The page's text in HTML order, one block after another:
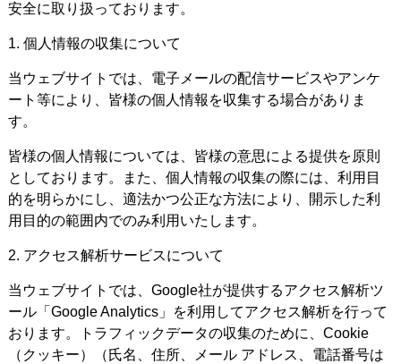
安全に取り扱っております。
1. 個人情報の収集について
当ウェブサイトでは、電子メールの配信サービスやアンケ
ート等により、皆様の個人情報を収集する場合がありま
す。
皆様の個人情報については、皆様の意思による提供を原則
としております。また、個人情報の収集の際には、利用目
的を明らかにし、適法かつ公正な方法により、開示した利
用目的の範囲内でのみ利用いたします。
2. アクセス解析サービスについて
当ウェブサイトでは、Google社が提供するアクセス解析ツ
ール「Google Analytics」を利用してアクセス解析を行って
おります。トラフィックデータの収集のために、Cookie
（クッキー）（氏名、住所、メール アドレス、電話番号は